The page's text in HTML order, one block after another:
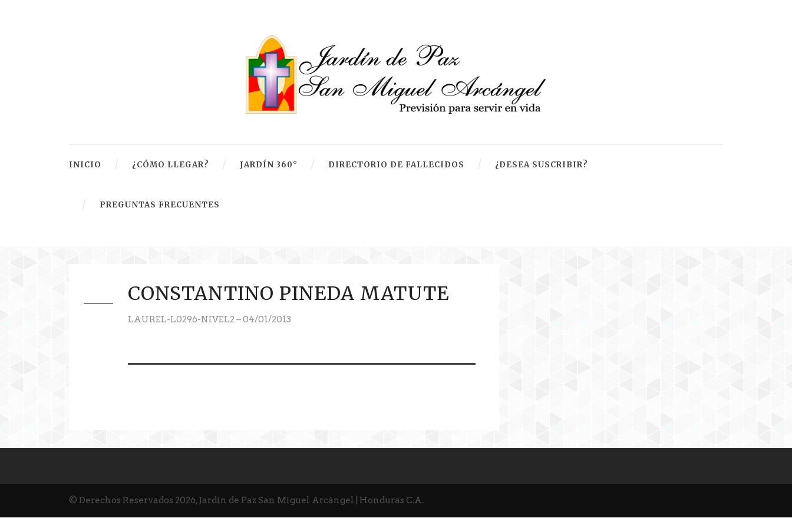
INICIO ¿CÓMO LLEGAR? JARDÍN 360° DIRECTORIO DE FALLECIDOS ¿DESEA SUSCRIBIR?
PREGUNTAS FRECUENTES
CONSTANTINO PINEDA MATUTE
LAUREL-L0296-NIVEL2 – 04/01/2013
© Derechos Reservados 2026, Jardín de Paz San Miguel Arcángel | Honduras C.A.